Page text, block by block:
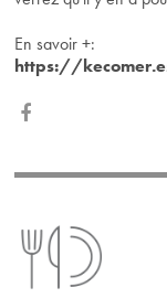
En savoir+:
https://